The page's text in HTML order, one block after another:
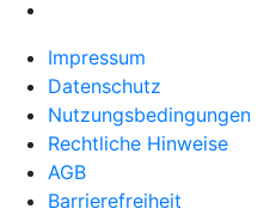
Impressum
Datenschutz
Nutzungsbedingungen
Rechtliche Hinweise
AGB
Barrierefreiheit